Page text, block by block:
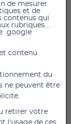
de la marque
vos
et permet
grâce à une
dérapantes
de mesurer
et de
contenus qui
rubriques...
google
contenu
du
ne peuvent être
retirer votre
l'usage de ces